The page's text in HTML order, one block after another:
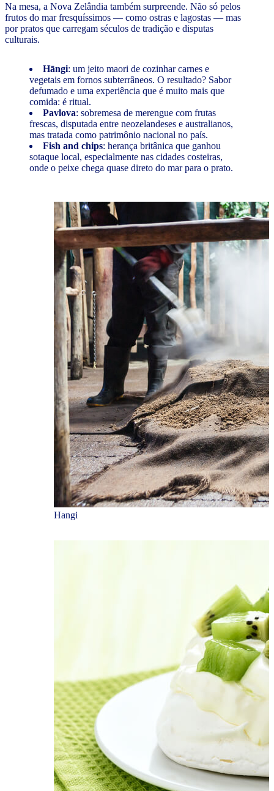
Na mesa, a Nova Zelândia também surpreende. Não só pelos
frutos do mar fresquíssimos — como ostras e lagostas — mas
por pratos que carregam séculos de tradição e disputas
culturais.
Hāngi: um jeito maori de cozinhar carnes e
vegetais em fornos subterrâneos. O resultado? Sabor
defumado e uma experiência que é muito mais que
comida: é ritual.
Pavlova: sobremesa de merengue com frutas
frescas, disputada entre neozelandeses e australianos,
mas tratada como patrimônio nacional no país.
Fish and chips: herança britânica que ganhou
sotaque local, especialmente nas cidades costeiras,
onde o peixe chega quase direto do mar para o prato.
Hangi